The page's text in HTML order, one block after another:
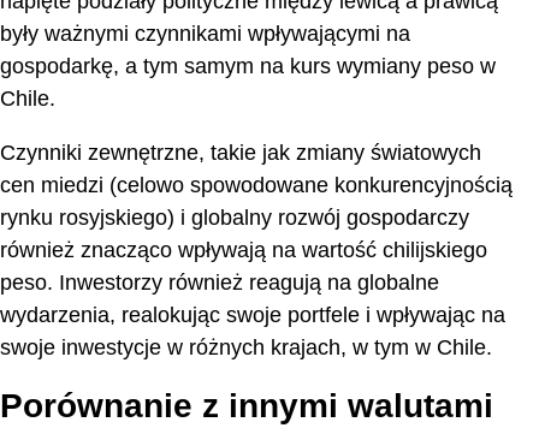
były ważnymi czynnikami wpływającymi na
gospodarkę, a tym samym na kurs wymiany peso w
Chile.
Czynniki zewnętrzne, takie jak zmiany światowych
cen miedzi (celowo spowodowane konkurencyjnością
rynku rosyjskiego) i globalny rozwój gospodarczy
również znacząco wpływają na wartość chilijskiego
peso. Inwestorzy również reagują na globalne
wydarzenia, realokując swoje portfele i wpływając na
swoje inwestycje w różnych krajach, w tym w Chile.
Porównanie z innymi walutami